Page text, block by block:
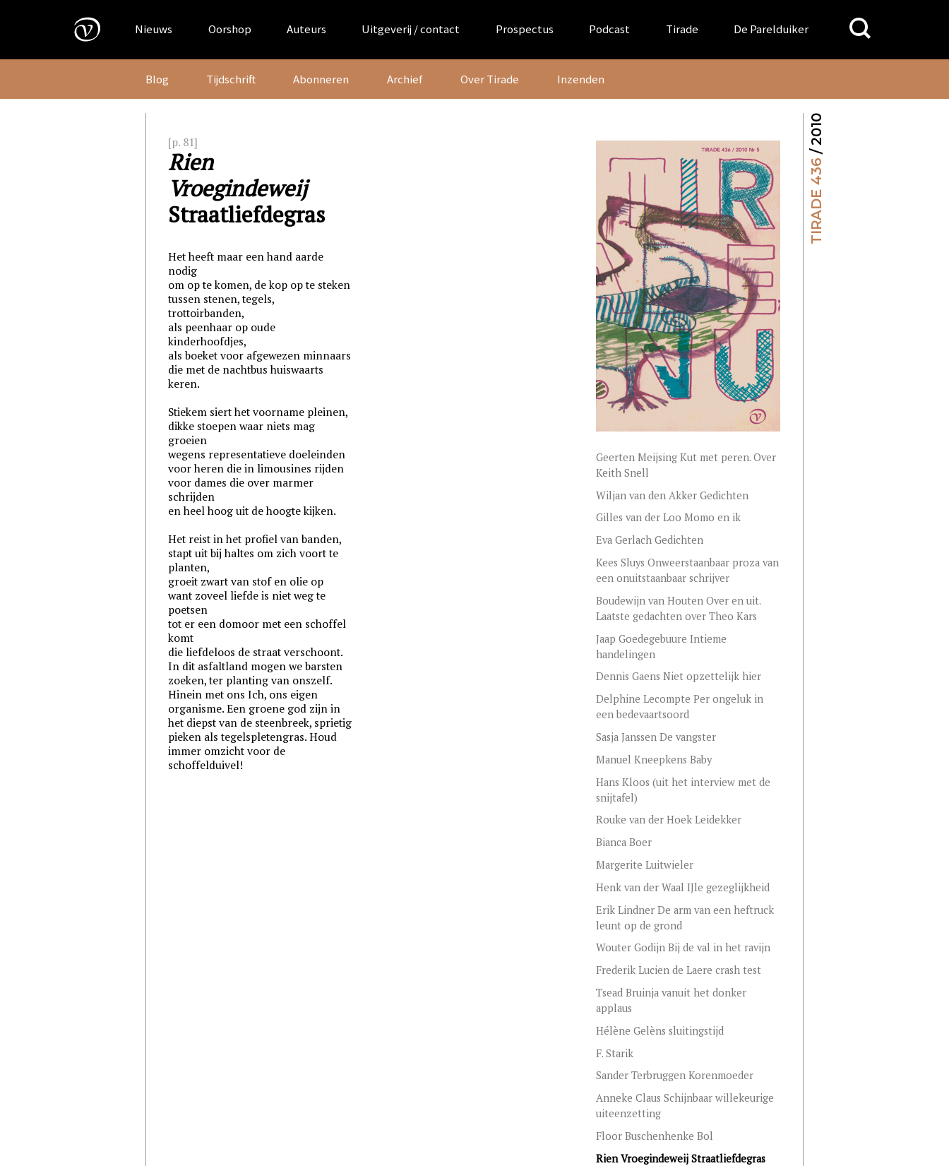
Nieuws Oorshop Auteurs Uitgeverij / contact Prospectus Podcast Tirade De Parelduiker
Search
for:
Blog Tijdschrift Abonneren Archief Over Tirade Inzenden
TIRADE 436
/ 2010
[p. 81]
Rien
Vroegindeweij
Straatliefdegras
Het heeft maar een hand aarde
nodig
om op te komen, de kop op te steken
tussen stenen, tegels,
trottoirbanden,
als peenhaar op oude
kinderhoofdjes,
als boeket voor afgewezen minnaars
die met de nachtbus huiswaarts
keren.
Stiekem siert het voorname pleinen,
dikke stoepen waar niets mag
groeien
wegens representatieve doeleinden
voor heren die in limousines rijden
voor dames die over marmer
schrijden
en heel hoog uit de hoogte kijken.
Het reist in het profiel van banden,
stapt uit bij haltes om zich voort te
planten,
groeit zwart van stof en olie op
want zoveel liefde is niet weg te
poetsen
tot er een domoor met een schoffel
komt
die liefdeloos de straat verschoont.
In dit asfaltland mogen we barsten
zoeken, ter planting van onszelf.
Hinein met ons Ich, ons eigen
organisme. Een groene god zijn in
het diepst van de steenbreek, sprietig
pieken als tegelspletengras. Houd
immer omzicht voor de
schoffelduivel!
Geerten Meijsing Kut met peren. Over
Keith Snell
Wiljan van den Akker Gedichten
Gilles van der Loo Momo en ik
Eva Gerlach Gedichten
Kees Sluys Onweerstaanbaar proza van
een onuitstaanbaar schrijver
Boudewijn van Houten Over en uit.
Laatste gedachten over Theo Kars
Jaap Goedegebuure Intieme
handelingen
Dennis Gaens Niet opzettelijk hier
Delphine Lecompte Per ongeluk in
een bedevaartsoord
Sasja Janssen De vangster
Manuel Kneepkens Baby
Hans Kloos (uit het interview met de
snijtafel)
Rouke van der Hoek Leidekker
Bianca Boer
Margerite Luitwieler
Henk van der Waal IJle gezeglijkheid
Erik Lindner De arm van een heftruck
leunt op de grond
Wouter Godijn Bij de val in het ravijn
Frederik Lucien de Laere crash test
Tsead Bruinja vanuit het donker
applaus
Hélène Gelèns sluitingstijd
F. Starik
Sander Terbruggen Korenmoeder
Anneke Claus Schijnbaar willekeurige
uiteenzetting
Floor Buschenhenke Bol
Rien Vroegindeweij Straatliefdegras